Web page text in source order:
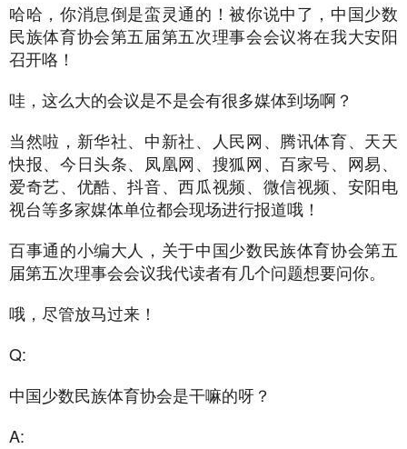
哈哈，你消息倒是蛮灵通的！被你说中了，中国少数
民族体育协会第五届第五次理事会会议将在我大安阳
召开咯！
哇，这么大的会议是不是会有很多媒体到场啊？
当然啦，新华社、中新社、人民网、腾讯体育、天天
快报、今日头条、凤凰网、搜狐网、百家号、网易、
爱奇艺、优酷、抖音、西瓜视频、微信视频、安阳电
视台等多家媒体单位都会现场进行报道哦！
百事通的小编大人，关于中国少数民族体育协会第五
届第五次理事会会议我代读者有几个问题想要问你。
哦，尽管放马过来！
Q:
中国少数民族体育协会是干嘛的呀？
A: